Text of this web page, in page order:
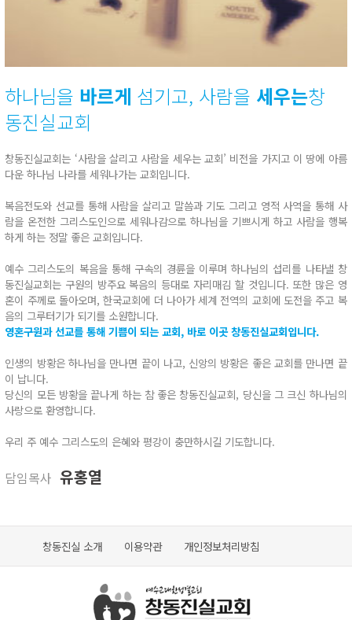
하나님을 바르게 섬기고, 사람을 세우는창
동진실교회
창동진실교회는 ‘사람을 살리고 사람을 세우는 교회’ 비전을 가지고 이 땅에 아름
다운 하나님 나라를 세워나가는 교회입니다.
복음전도와 선교를 통해 사람을 살리고 말씀과 기도 그리고 영적 사역을 통해 사
람을 온전한 그리스도인으로 세워나감으로 하나님을 기쁘시게 하고 사람을 행복
하게 하는 정말 좋은 교회입니다.
예수 그리스도의 복음을 통해 구속의 경륜을 이루며 하나님의 섭리를 나타낼 창
동진실교회는 구원의 방주요 복음의 등대로 자리매김 할 것입니다. 또한 많은 영
혼이 주께로 돌아오며, 한국교회에 더 나아가 세계 전역의 교회에 도전을 주고 복
음의 그루터기가 되기를 소원합니다.
영혼구원과 선교를 통해 기쁨이 되는 교회, 바로 이곳 창동진실교회입니다.
인생의 방황은 하나님을 만나면 끝이 나고, 신앙의 방황은 좋은 교회를 만나면 끝
이 납니다.
당신의 모든 방황을 끝나게 하는 참 좋은 창동진실교회, 당신을 그 크신 하나님의
사랑으로 환영합니다.
우리 주 예수 그리스도의 은혜와 평강이 충만하시길 기도합니다.
담임목사 유홍열
창동진실 소개 이용약관 개인정보처리방침